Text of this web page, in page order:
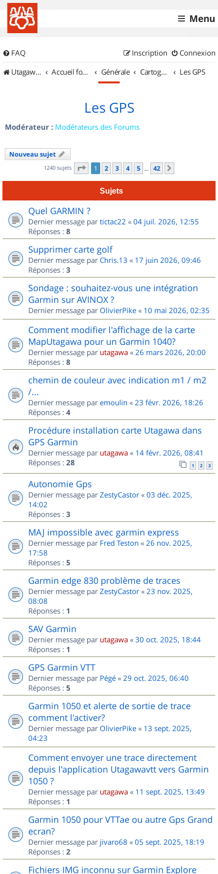
Menu
FAQ Connexion
Inscription
UtagawaVTT (Randos VTT et VTTAE avec traces GPS)
Accueil forum Générale Cartographie et GPS Les GPS
Les GPS
Modérateur : Modérateurs des Forums
Nouveau sujet
1240 sujets Page 1sur
1 2 3 4 5 … 42
Sujets
Quel GARMIN ?
Dernier message par tictac22 « 04 juil. 2026, 12:55
Réponses : 8
Supprimer carte golf
Dernier message par Chris.13 « 17 juin 2026, 09:46
Réponses : 3
Sondage : souhaitez-vous une intégration
Garmin sur AVINOX ?
Dernier message par OlivierPike « 10 mai 2026, 02:35
Comment modifier l'affichage de la carte
MapUtagawa pour un Garmin 1040?
Dernier message par utagawa « 26 mars 2026, 20:00
Réponses : 8
chemin de couleur avec indication m1 / m2
/...
Dernier message par emoulin « 23 févr. 2026, 18:26
Réponses : 4
Procédure installation carte Utagawa dans
GPS Garmin
Dernier message par utagawa « 14 févr. 2026, 08:41
Réponses : 28 1 2 3
Autonomie Gps
Dernier message par ZestyCastor « 03 déc. 2025,
14:02
Réponses : 3
MAJ impossible avec garmin express
Dernier message par Fred Teston « 26 nov. 2025,
17:58
Réponses : 5
Garmin edge 830 problème de traces
Dernier message par ZestyCastor « 23 nov. 2025,
08:08
Réponses : 1
SAV Garmin
Dernier message par utagawa « 30 oct. 2025, 18:44
Réponses : 1
GPS Garmin VTT
Dernier message par Pégé « 29 oct. 2025, 06:40
Réponses : 5
Garmin 1050 et alerte de sortie de trace
comment l'activer?
Dernier message par OlivierPike « 13 sept. 2025,
04:23
Comment envoyer une trace directement
depuis l'application Utagawavtt vers Garmin
1050 ?
Dernier message par utagawa « 11 sept. 2025, 13:49
Réponses : 1
Garmin 1050 pour VTTae ou autre Gps Grand
ecran?
Dernier message par jivaro68 « 05 sept. 2025, 18:19
Réponses : 2
Fichiers IMG inconnu sur Garmin Explore